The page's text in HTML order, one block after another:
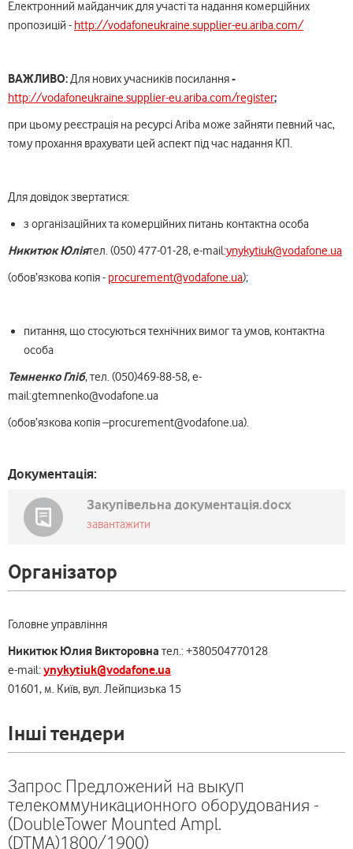
Електронний майданчик для участі та надання комерційних
пропозицій - http://vodafoneukraine.supplier-eu.ariba.com/
ВАЖЛИВО:Для нових учасників посилання-
http://vodafoneukraine.supplier-eu.ariba.com/register;
при цьому реєстрація на ресурсі Ariba може зайняти певний час,
тому прохання врахувати цей аспект під час надання КП.
Для довідок звертатися:
з організаційних та комерційних питань контактна особа
Никитюк Юліятел. (050) 477-01-28, e-mail:ynykytiuk@vodafone.ua
(обов’язкова копія - procurement@vodafone.ua);
питання, що стосуються технічних вимог та умов, контактна
особа
Темненко Гліб, тел. (050)469-88-58, e-
mail:gtemnenko@vodafone.ua
(обов’язкова копія –procurement@vodafone.ua).
Документація:
Закупівельна документація.docx
завантажити
Організатор
Головне управління
Никитюк Юлия Викторовна тел.: +380504770128
e-mail:ynykytiuk@vodafone.ua
01601, м. Київ, вул. Лейпцизька 15
Інші тендери
Запрос Предложений на выкуп
телекоммуникационного оборудования -
(DoubleTower Mounted Ampl.
(DTMA)1800/1900)